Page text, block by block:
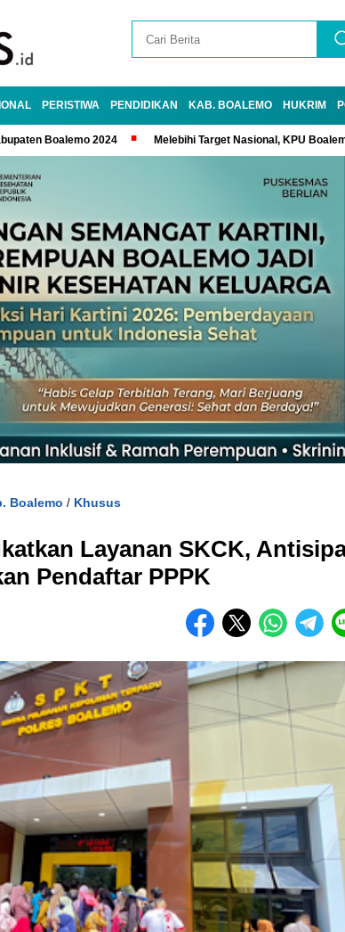
PERISTIWA PENDIDIKAN KAB. BOALEMO HUKRIM
Boalemo 2024 Melebihi Target Nasional, KPU
Boalemo / Khusus
Layanan SKCK,
Pendaftar PPPK